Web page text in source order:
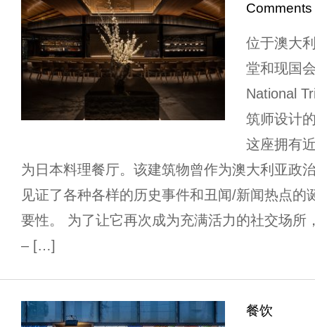
Comments
位于澳大
堂和现国
National
筑师设计
这座拥有
为日本料理餐厅。该建筑物曾作为澳大利亚政
见证了各种各样的历史事件和丑闻/新闻热点的
要性。 为了让它再次成为充满活力的社交场
– […]
餐饮